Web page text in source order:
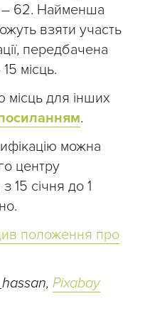
– 62. Найменша
взяти участь
передбачена
місць.
місць для інших
.
можна
центру
15 січня до 1
положення про
Pixabay